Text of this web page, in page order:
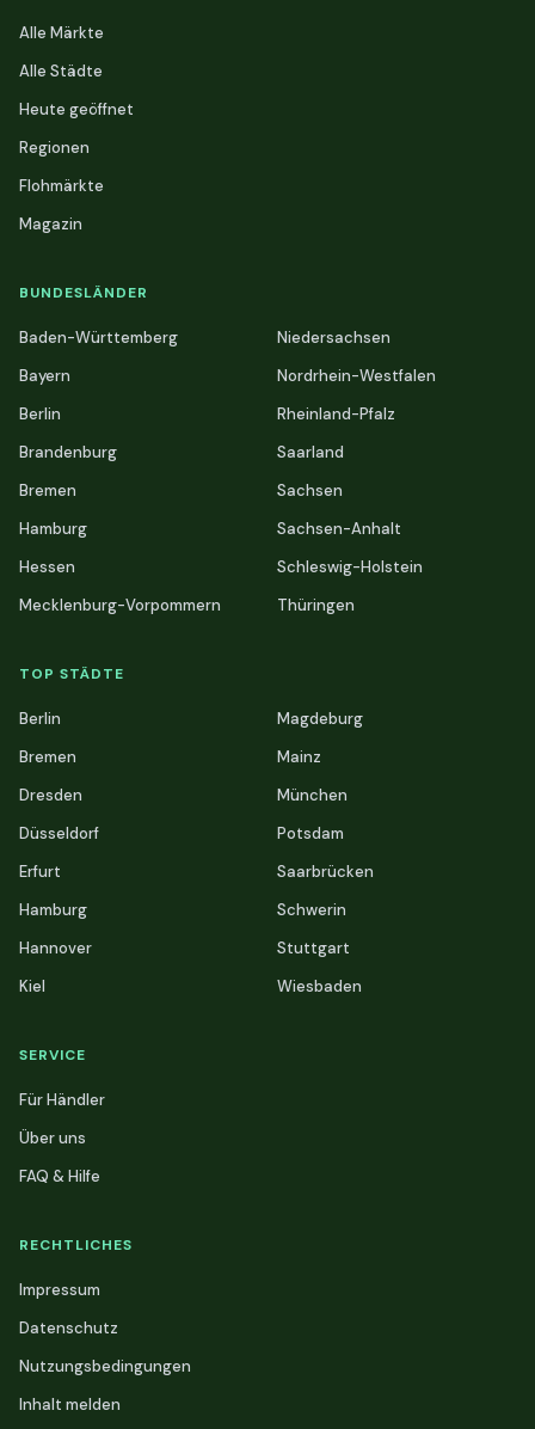
Alle Märkte
Alle Städte
Heute geöffnet
Regionen
Flohmärkte
Magazin
BUNDESLÄNDER
Baden-Württemberg
Bayern
Berlin
Brandenburg
Bremen
Hamburg
Hessen
Mecklenburg-Vorpommern
Niedersachsen
Nordrhein-Westfalen
Rheinland-Pfalz
Saarland
Sachsen
Sachsen-Anhalt
Schleswig-Holstein
Thüringen
TOP STÄDTE
Berlin
Bremen
Dresden
Düsseldorf
Erfurt
Hamburg
Hannover
Kiel
Magdeburg
Mainz
München
Potsdam
Saarbrücken
Schwerin
Stuttgart
Wiesbaden
SERVICE
Für Händler
Über uns
FAQ & Hilfe
RECHTLICHES
Impressum
Datenschutz
Nutzungsbedingungen
Inhalt melden